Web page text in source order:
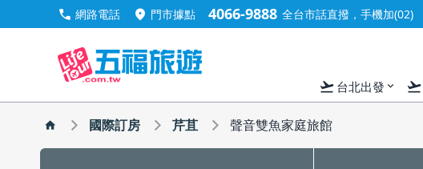
call 網路電話 location_on 門市據點 4066-9888 全台市話直撥，手機加(02)
flight_takeoff 台北出發 expand_more flight_takeoff
國際訂房 芹苴 聲音雙魚家庭旅館